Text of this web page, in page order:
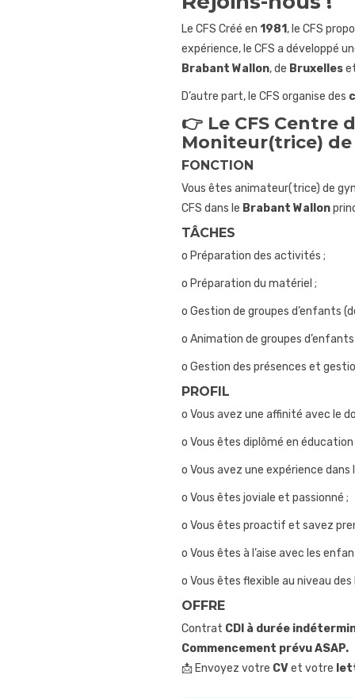
Le CFS Créé en 1981 , le CFS
expérience, le CFS a développé
Brabant Wallon, de Bruxelles
D’autre part, le CFS organise des
👉 Le CFS Centre
Moniteur(trice)
FONCTION
Vous êtes animateur(trice) de
CFS dans le Brabant Wallon
TÂCHES
o Préparation des activités ;
o Préparation du matériel ;
o Gestion de groupes d’enfants
o Animation de groupes d’enfants
o Gestion des présences et
PROFIL
o Vous avez une affinité avec le
o Vous êtes diplômé en
o Vous avez une expérience
o Vous êtes joviale et passionné ;
o Vous êtes proactif et savez
o Vous êtes à l’aise avec les
o Vous êtes flexible au niveau
OFFRE
Contrat CDI à durée
Commencement prévu ASAP.
📩 Envoyez votre CVet votre